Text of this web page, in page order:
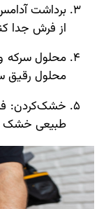
برداشت
از فرش جدا
محلول سرکه
محلول رقیق
خشک‌کردن:
طبیعی خشک